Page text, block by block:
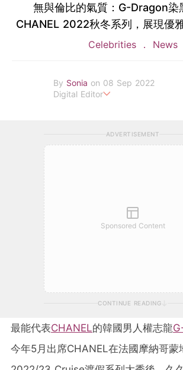
無與倫比的氣質：G-Dragon染
CHANEL 2022秋冬系列，展現優
Celebrities News
By Sonia on 08 Sep 2022
Digital Editor
ADVERTISEMENT
Sponsored Content
CONTINUE READING
最能代表CHANEL的韓國男人權志龍
今年5月出席CHANEL在法國摩納哥蒙